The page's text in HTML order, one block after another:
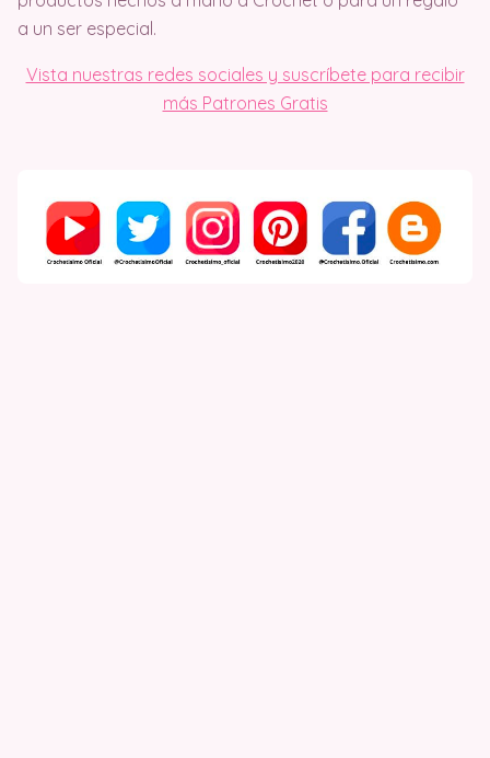
a un ser especial.
Vista nuestras redes sociales y suscríbete para recibir
más Patrones Gratis